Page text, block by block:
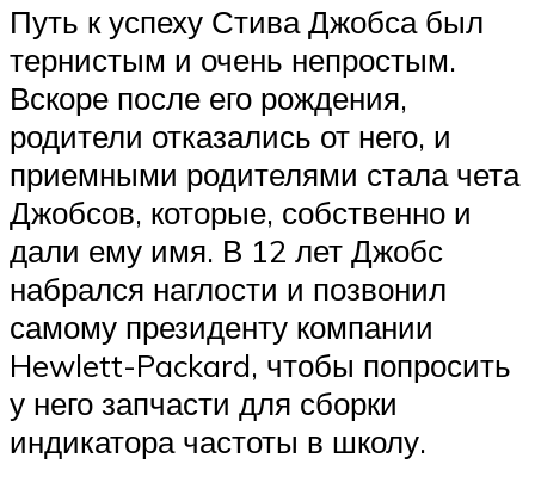
Путь к успеху Стива Джобса был
тернистым и очень непростым.
Вскоре после его рождения,
родители отказались от него, и
приемными родителями стала чета
Джобсов, которые, собственно и
дали ему имя. В 12 лет Джобс
набрался наглости и позвонил
самому президенту компании
Hewlett-Packard, чтобы попросить
у него запчасти для сборки
индикатора частоты в школу.